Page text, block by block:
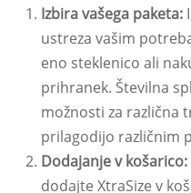
Izbira vašega paketa:
ustreza vašim
eno steklenico ali
prihranek. Številna
možnosti za različna
prilagodijo različnim
Dodajanje v košarico:
dodajte XtraSize v